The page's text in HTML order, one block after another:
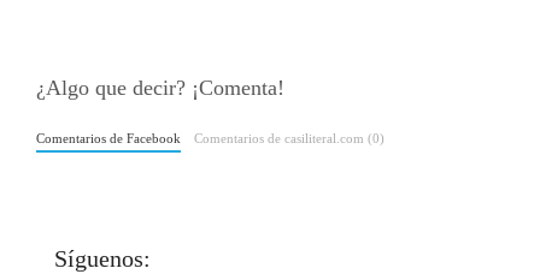
¿Algo que decir? ¡Comenta!
Comentarios de Facebook Comentarios de casiliteral.com (0)
Síguenos: